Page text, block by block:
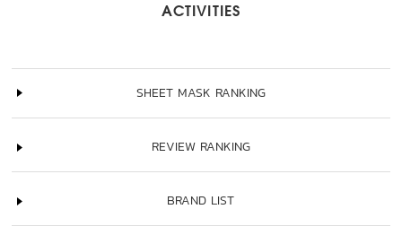
ACTIVITIES
SHEET MASK RANKING
REVIEW RANKING
BRAND LIST